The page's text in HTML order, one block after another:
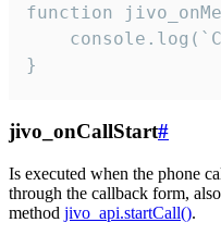
function
}
jivo_onCallStart#
Is executed when the phone
through the callback form,
method jivo_api.startCall().